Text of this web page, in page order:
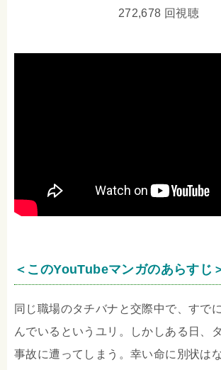
272,678 回視聴
＜このYouTubeマンガのあらすじ
同じ職場のタチバナと交際中で、すで
んでいるというユリ。しかしある日、
事故に遭ってしまう。幸い命に別状は